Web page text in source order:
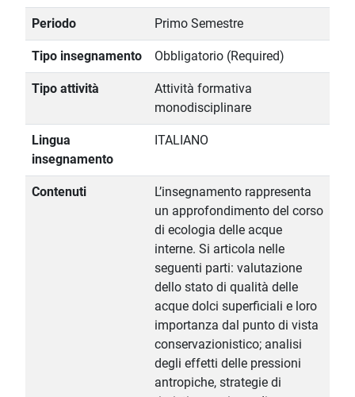
Periodo Primo Semestre
Tipo insegnamento Obbligatorio (Required)
Tipo attività
Attività formativa
monodisciplinare
Lingua
insegnamento
ITALIANO
Contenuti
L’insegnamento rappresenta
un approfondimento del corso
di ecologia delle acque
interne. Si articola nelle
seguenti parti: valutazione
dello stato di qualità delle
acque dolci superficiali e loro
importanza dal punto di vista
conservazionistico; analisi
degli effetti delle pressioni
antropiche, strategie di